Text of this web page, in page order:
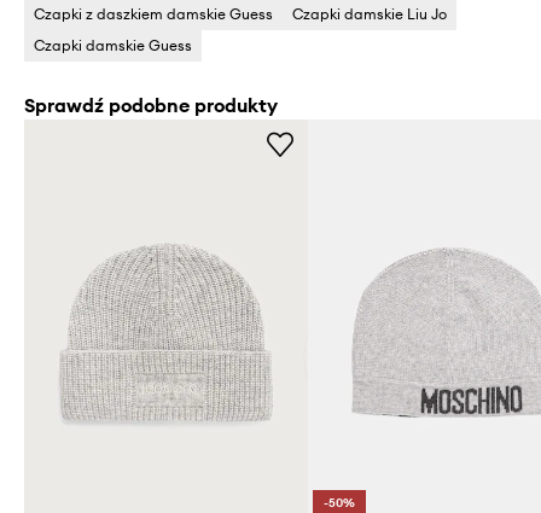
Czapki z daszkiem damskie Guess
Czapki damskie Liu Jo
Czapki damskie Guess
Sprawdź podobne produkty
-50%